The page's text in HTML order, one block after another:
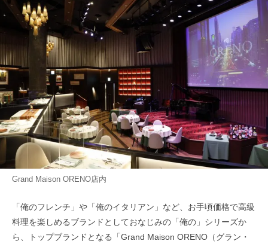
Grand Maison ORENO店内
「俺のフレンチ」や「俺のイタリアン」など、お手頃価格で高級
料理を楽しめるブランドとしておなじみの「俺の」シリーズか
ら、トップブランドとなる「Grand Maison ORENO（グラン・